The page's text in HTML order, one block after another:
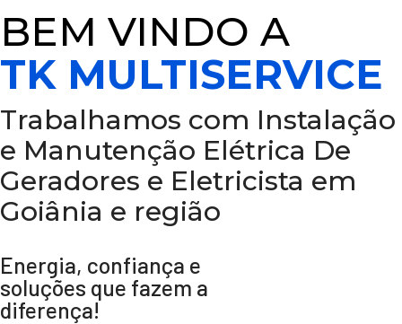
BEM VINDO A
TK MULTISERVICE
Trabalhamos com Instalação
e Manutenção Elétrica De
Geradores e Eletricista em
Goiânia e região
Energia, confiança e
soluções que fazem a
diferença!